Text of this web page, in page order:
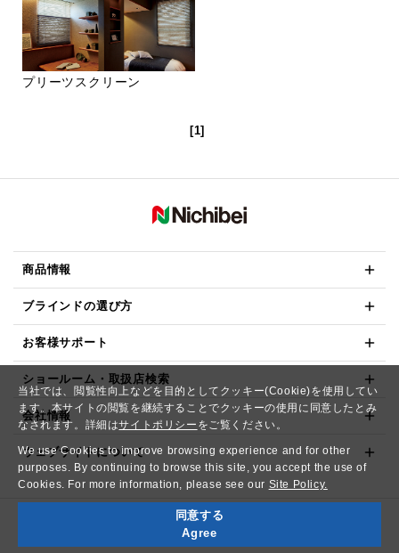
当社では、閲覧性向上などを目的としてクッキー(Cookie)を使用してい
ます。本サイトの閲覧を継続することでクッキーの使用に同意したとみ
なされます。詳細はサイトポリシー をご覧ください。
We use Cookies to improve browsing experience and for other
purposes. By continuing to browse this site, you accept the use of
Cookies. For more information, please see our Site Policy.
同意する
Agree
プリーツスクリーン
[1]
商品情報
ブラインドの選び方
お客様サポート
ショールーム・取扱店検索
会社情報
ウェブサイトについて
Copyright© NICHIBEI CO.,LTD. All Rights Reserved.